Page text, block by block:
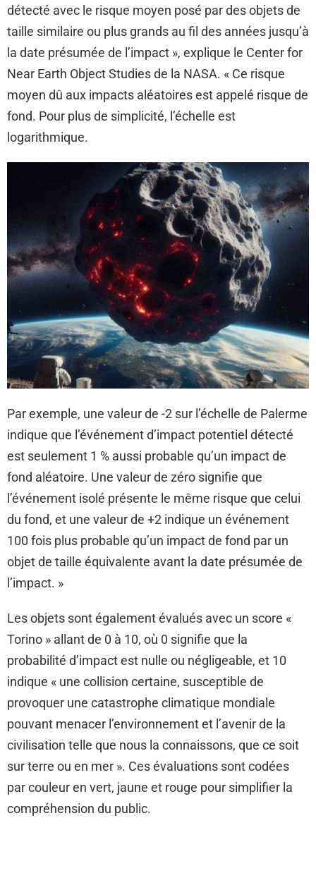
détecté avec le risque moyen posé par des objets de
taille similaire ou plus grands au fil des années jusqu’à
la date présumée de l’impact », explique le Center for
Near Earth Object Studies de la NASA. « Ce risque
moyen dû aux impacts aléatoires est appelé risque de
fond. Pour plus de simplicité, l’échelle est
logarithmique.
Par exemple, une valeur de -2 sur l’échelle de Palerme
indique que l’événement d’impact potentiel détecté
est seulement 1 % aussi probable qu’un impact de
fond aléatoire. Une valeur de zéro signifie que
l’événement isolé présente le même risque que celui
du fond, et une valeur de +2 indique un événement
100 fois plus probable qu’un impact de fond par un
objet de taille équivalente avant la date présumée de
l’impact. »
Les objets sont également évalués avec un score «
Torino » allant de 0 à 10, où 0 signifie que la
probabilité d’impact est nulle ou négligeable, et 10
indique « une collision certaine, susceptible de
provoquer une catastrophe climatique mondiale
pouvant menacer l’environnement et l’avenir de la
civilisation telle que nous la connaissons, que ce soit
sur terre ou en mer ». Ces évaluations sont codées
par couleur en vert, jaune et rouge pour simplifier la
compréhension du public.